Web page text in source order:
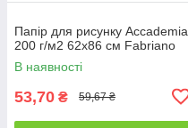
Папір для рисунку Accademia
200 г/м2 62х86 см Fabriano
В наявності
53,70 ₴ 59,67 ₴